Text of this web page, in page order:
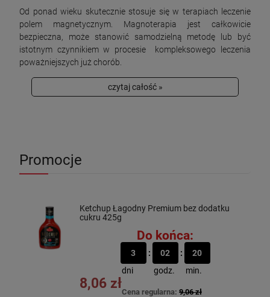
Od ponad wieku skutecznie stosuje się w terapiach leczenie
polem magnetycznym. Magnoterapia jest całkowicie
bezpieczna, może stanowić samodzielną metodę lub być
istotnym czynnikiem w procesie kompleksowego leczenia
poważniejszych już chorób.
czytaj całość »
Promocje
Ketchup Łagodny Premium bez dodatku
cukru 425g
Do końca:
3
dni
02
godz.
20
min.
8,06 zł
Cena regularna: 9,06 zł